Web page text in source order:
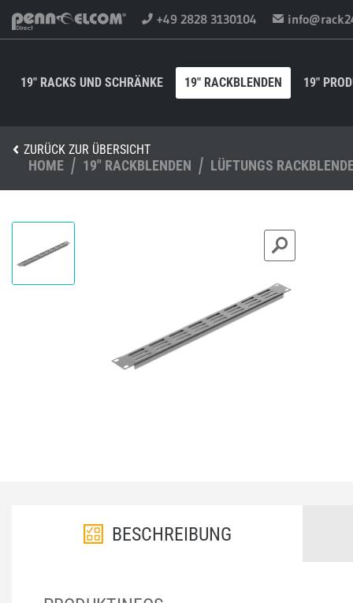
+49 2828 3130104
19" RACKS UND SCHRÄNKE 19" RACKBLENDEN 19"
ZURÜCK ZUR ÜBERSICHT
HOME 19" RACKBLENDEN LÜFTUNGS
BESCHREIBUNG